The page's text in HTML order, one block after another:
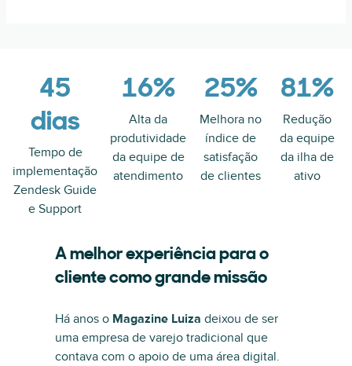
45
dias
Tempo de
implementação
Zendesk Guide
e Support
16%
Alta da
produtividade
da equipe de
atendimento
25%
Melhora no
índice de
satisfação
de clientes
81%
Redução
da equipe
da ilha de
ativo
A melhor experiência para o
cliente como grande missão
Há anos o Magazine Luiza deixou de ser
uma empresa de varejo tradicional que
contava com o apoio de uma área digital.